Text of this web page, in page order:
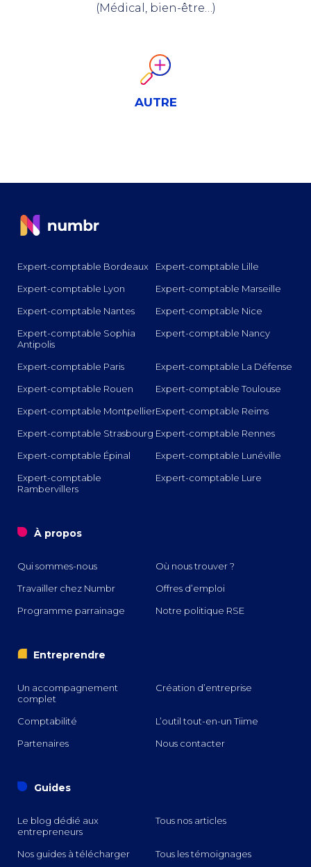
(Médical, bien-être…)
AUTRE
Expert-comptable Bordeaux
Expert-comptable Lille
Expert-comptable Lyon
Expert-comptable Marseille
Expert-comptable Nantes
Expert-comptable Nice
Expert-comptable Sophia
Antipolis
Expert-comptable Nancy
Expert-comptable Paris
Expert-comptable La Défense
Expert-comptable Rouen
Expert-comptable Toulouse
Expert-comptable MontpellierExpert-comptable Reims
Expert-comptable Strasbourg Expert-comptable Rennes
Expert-comptable Épinal
Expert-comptable Lunéville
Expert-comptable
Rambervillers
Expert-comptable Lure
o À propos
Qui sommes-nous
Où nous trouver ?
Travailler chez Numbr
Offres d’emploi
Programme parrainage
Notre politique RSE
i Entreprendre
Un accompagnement
complet
Création d’entreprise
Comptabilité
L’outil tout-en-un Tiime
Partenaires
Nous contacter
o Guides
Le blog dédié aux
entrepreneurs
Tous nos articles
Nos guides à télécharger Tous les témoignages